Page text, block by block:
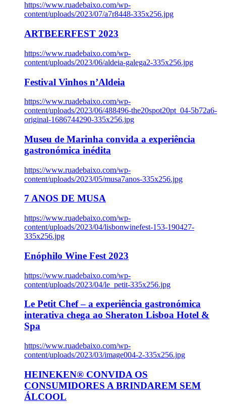
https://www.ruadebaixo.com/wp-
content/uploads/2023/07/a7r8448-335x256.jpg
ARTBEERFEST 2023
https://www.ruadebaixo.com/wp-
content/uploads/2023/06/aldeia-galega2-335x256.jpg
Festival Vinhos n’Aldeia
https://www.ruadebaixo.com/wp-
content/uploads/2023/06/488496-the20spot20pt_04-5b72a6-
original-1686744290-335x256.jpg
Museu de Marinha convida a experiência
gastronómica inédita
https://www.ruadebaixo.com/wp-
content/uploads/2023/05/musa7anos-335x256.jpg
7 ANOS DE MUSA
https://www.ruadebaixo.com/wp-
content/uploads/2023/04/lisbonwinefest-153-190427-
335x256.jpg
Enóphilo Wine Fest 2023
https://www.ruadebaixo.com/wp-
content/uploads/2023/04/le_petit-335x256.jpg
Le Petit Chef – a experiência gastronómica
interativa chega ao Sheraton Lisboa Hotel &
Spa
https://www.ruadebaixo.com/wp-
content/uploads/2023/03/image004-2-335x256.jpg
HEINEKEN® CONVIDA OS
CONSUMIDORES A BRINDAREM SEM
ÁLCOOL